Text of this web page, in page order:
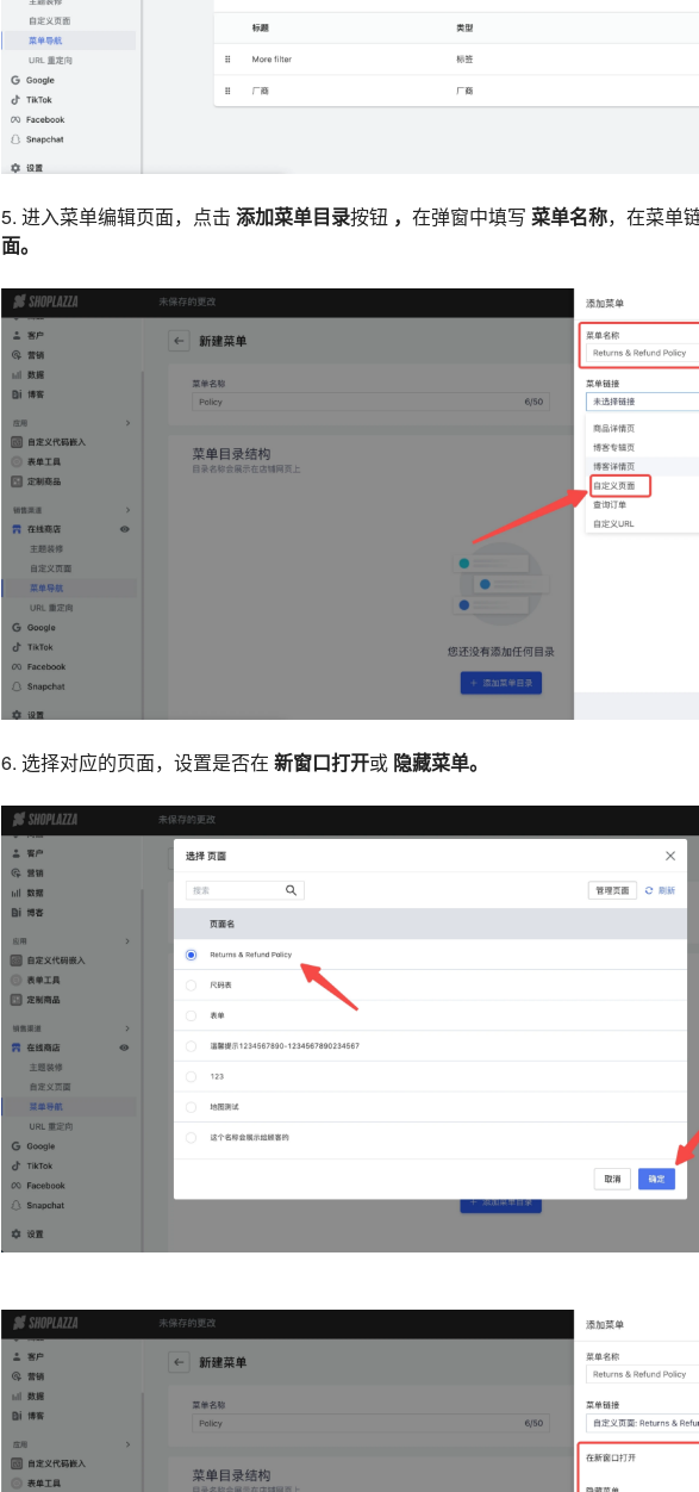
5. 进入菜单编辑页面，点击 添加菜单目录按钮 ， 在弹窗中填写 菜单名称，在菜单
面。
6. 选择对应的页面，设置是否在 新窗口打开或 隐藏菜单。